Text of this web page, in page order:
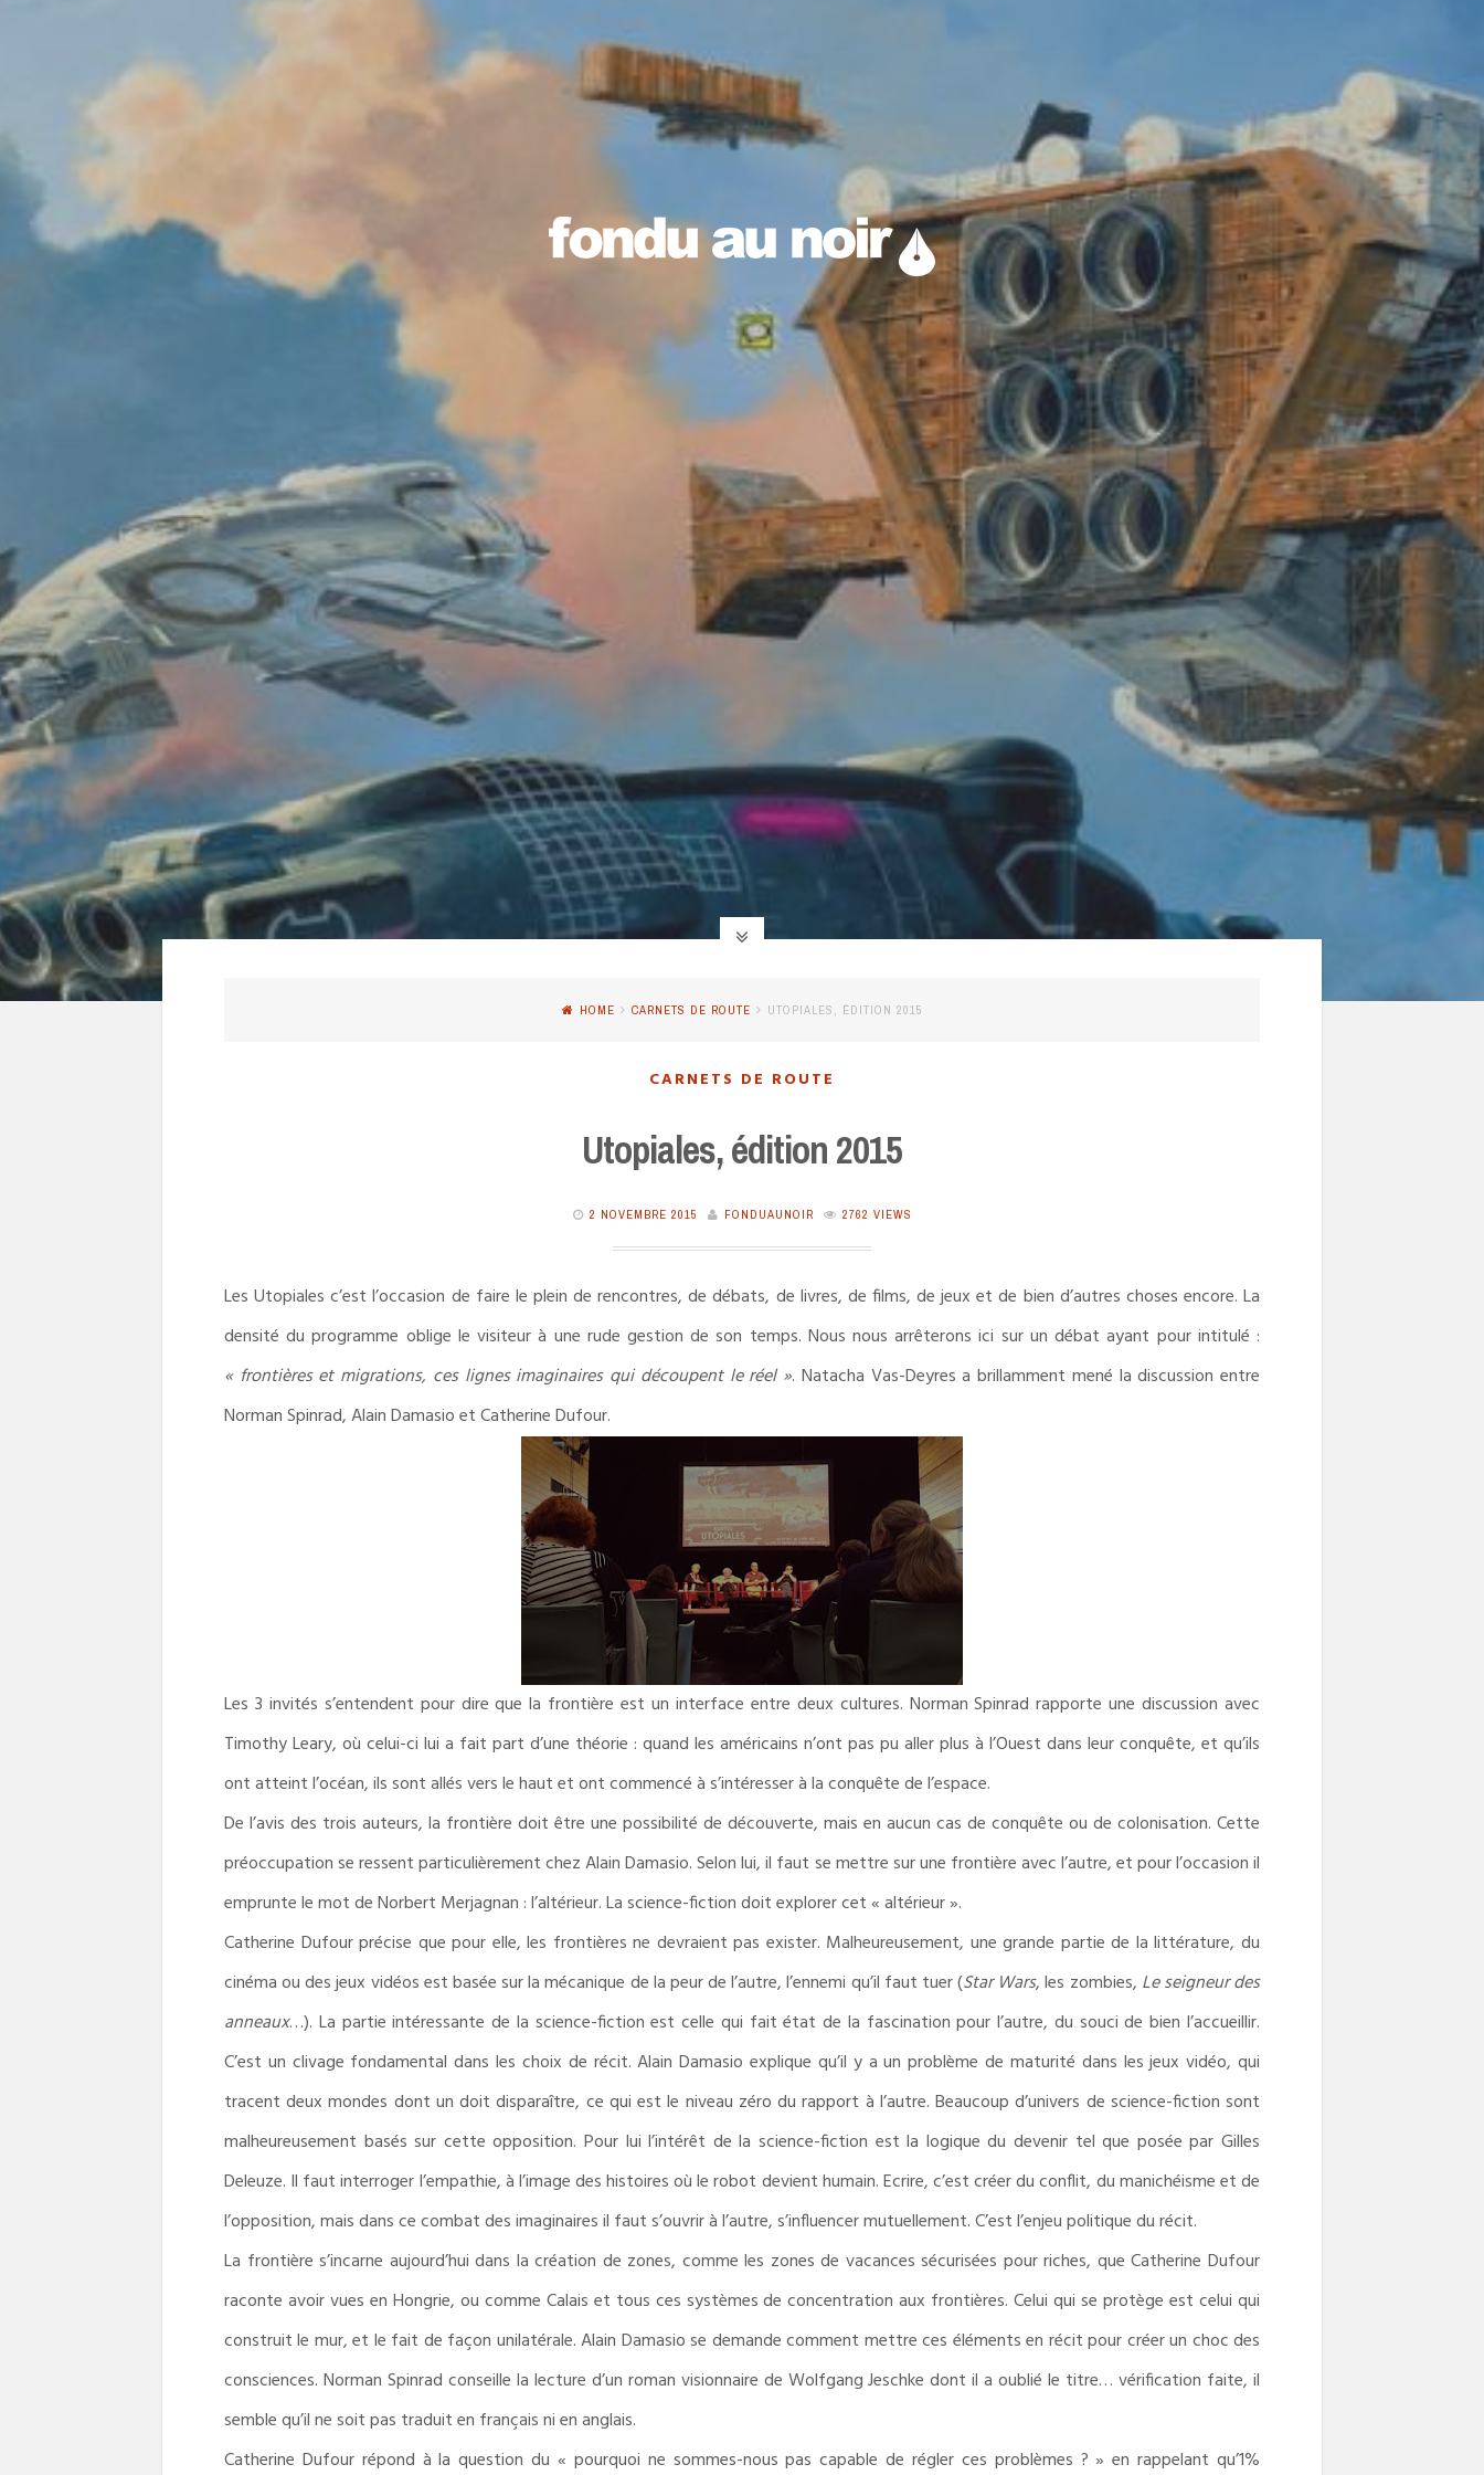
HOME CARNETS DE ROUTE UTOPIALES, ÉDITION 2015
CARNETS DE ROUTE
Utopiales, édition 2015
2 NOVEMBRE 2015 FONDUAUNOIR 2762 VIEWS
Les Utopiales c’est l’occasion de faire le plein de rencontres, de débats, de livres, de films, de jeux et de bien d’autres choses encore. La
densité du programme oblige le visiteur à une rude gestion de son temps. Nous nous arrêterons ici sur un débat ayant pour intitulé :
« frontières et migrations, ces lignes imaginaires qui découpent le réel ». Natacha Vas-Deyres a brillamment mené la discussion entre
Norman Spinrad, Alain Damasio et Catherine Dufour.
Les 3 invités s’entendent pour dire que la frontière est un interface entre deux cultures. Norman Spinrad rapporte une discussion avec
Timothy Leary, où celui-ci lui a fait part d’une théorie : quand les américains n’ont pas pu aller plus à l’Ouest dans leur conquête, et qu’ils
ont atteint l’océan, ils sont allés vers le haut et ont commencé à s’intéresser à la conquête de l’espace.
De l’avis des trois auteurs, la frontière doit être une possibilité de découverte, mais en aucun cas de conquête ou de colonisation. Cette
préoccupation se ressent particulièrement chez Alain Damasio. Selon lui, il faut se mettre sur une frontière avec l’autre, et pour l’occasion il
emprunte le mot de Norbert Merjagnan : l’altérieur. La science-fiction doit explorer cet « altérieur ».
Catherine Dufour précise que pour elle, les frontières ne devraient pas exister. Malheureusement, une grande partie de la littérature, du
cinéma ou des jeux vidéos est basée sur la mécanique de la peur de l’autre, l’ennemi qu’il faut tuer (Star Wars, les zombies, Le seigneur des
anneaux…). La partie intéressante de la science-fiction est celle qui fait état de la fascination pour l’autre, du souci de bien l’accueillir.
C’est un clivage fondamental dans les choix de récit. Alain Damasio explique qu’il y a un problème de maturité dans les jeux vidéo, qui
tracent deux mondes dont un doit disparaître, ce qui est le niveau zéro du rapport à l’autre. Beaucoup d’univers de science-fiction sont
malheureusement basés sur cette opposition. Pour lui l’intérêt de la science-fiction est la logique du devenir tel que posée par Gilles
Deleuze. Il faut interroger l’empathie, à l’image des histoires où le robot devient humain. Ecrire, c’est créer du conflit, du manichéisme et de
l’opposition, mais dans ce combat des imaginaires il faut s’ouvrir à l’autre, s’influencer mutuellement. C’est l’enjeu politique du récit.
La frontière s’incarne aujourd’hui dans la création de zones, comme les zones de vacances sécurisées pour riches, que Catherine Dufour
raconte avoir vues en Hongrie, ou comme Calais et tous ces systèmes de concentration aux frontières. Celui qui se protège est celui qui
construit le mur, et le fait de façon unilatérale. Alain Damasio se demande comment mettre ces éléments en récit pour créer un choc des
consciences. Norman Spinrad conseille la lecture d’un roman visionnaire de Wolfgang Jeschke dont il a oublié le titre… vérification faite, il
semble qu’il ne soit pas traduit en français ni en anglais.
Catherine Dufour répond à la question du « pourquoi ne sommes-nous pas capable de régler ces problèmes ? » en rappelant qu’1%